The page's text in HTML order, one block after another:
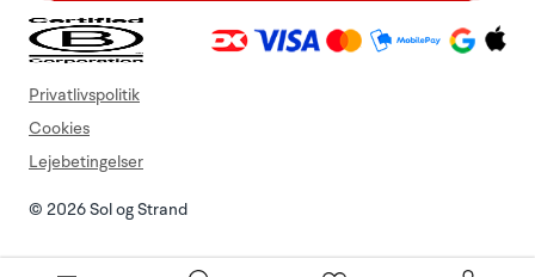
© 2026 Sol og Strand
Privatlivspolitik
Cookies
Lejebetingelser